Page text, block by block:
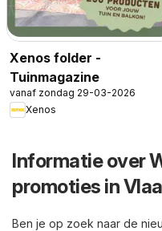
Xenos folder -
Tuinmagazine
vanaf zondag 29-03-2026
Xenos
Informatie over
promoties in
Ben je op zoek naar de